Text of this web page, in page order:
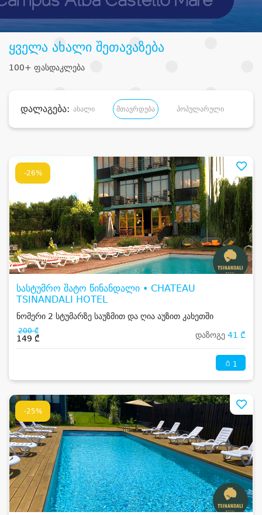
ყველა ახალი შეთავაზება
100+ ფასდაკლება
დალაგება: ახალი მთავრდება პოპულარული
-26%
სასტუმრო შატო წინანდალი • CHATEAU
TSINANDALI HOTEL
ნომერი 2 სტუმარზე საუზმით და ღია აუზით კახეთში
200 ₾
149 ₾ დაზოგე 41 ₾
1
-25%